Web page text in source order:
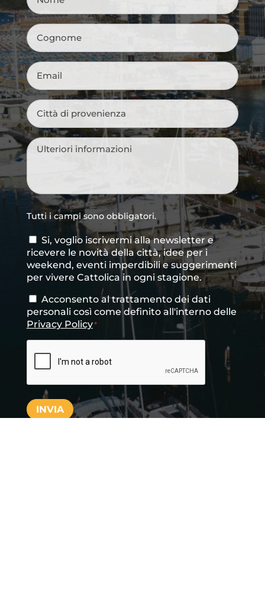
Cognome
Email *
Città
di
provenienza*
Messaggio*
Tutti i campi sono obbligatori.
Consenso
newsletter
Si, voglio iscrivermi alla newsletter e
ricevere le novità della città, idee per i
weekend, eventi imperdibili e suggerimenti
per vivere Cattolica in ogni stagione.
Consenso*
Acconsento al trattamento dei dati
personali così come definito all'interno delle
Privacy Policy*
INVIA